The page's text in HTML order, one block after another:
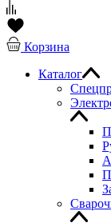
Корзина
Каталог